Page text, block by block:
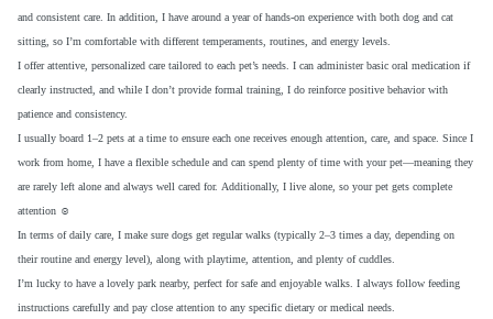
and consistent care. In addition, I have around a year of hands-on experience with both dog and cat
sitting, so I’m comfortable with different temperaments, routines, and energy levels.
I offer attentive, personalized care tailored to each pet’s needs. I can administer basic oral medication if
clearly instructed, and while I don’t provide formal training, I do reinforce positive behavior with
patience and consistency.
I usually board 1–2 pets at a time to ensure each one receives enough attention, care, and space. Since I
work from home, I have a flexible schedule and can spend plenty of time with your pet—meaning they
are rarely left alone and always well cared for. Additionally, I live alone, so your pet gets complete
attention ☺️
In terms of daily care, I make sure dogs get regular walks (typically 2–3 times a day, depending on
their routine and energy level), along with playtime, attention, and plenty of cuddles.
I’m lucky to have a lovely park nearby, perfect for safe and enjoyable walks. I always follow feeding
instructions carefully and pay close attention to any specific dietary or medical needs.